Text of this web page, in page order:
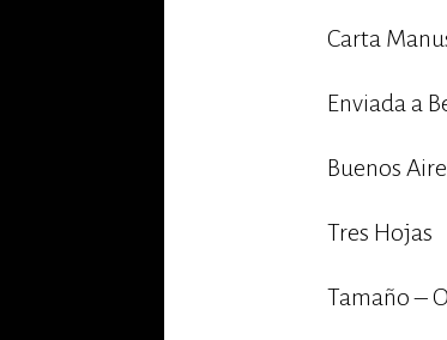
Carta
Enviada a
Buenos
Tres Hojas
Tamaño –